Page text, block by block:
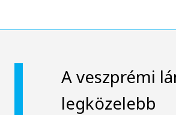
A veszprémi
legközelebb